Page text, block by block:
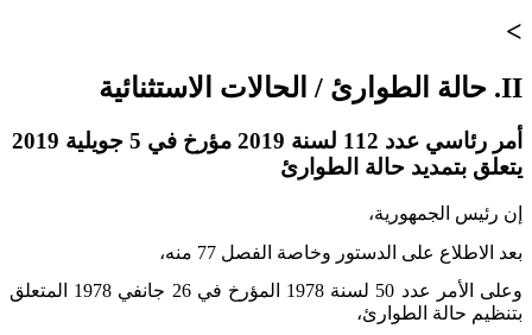
>
II. حالة الطوارئ / الحالات الاستثنائية
أمر رئاسي عدد 112 لسنة 2019 مؤرخ في 5 جويلية 2019
يتعلق بتمديد حالة الطوارئ
إن رئيس الجمهورية،
بعد الاطلاع على الدستور وخاصة الفصل 77 منه،
وعلى الأمر عدد 50 لسنة 1978 المؤرخ في 26 جانفي 1978 المتعلق
بتنظيم حالة الطوارئ،